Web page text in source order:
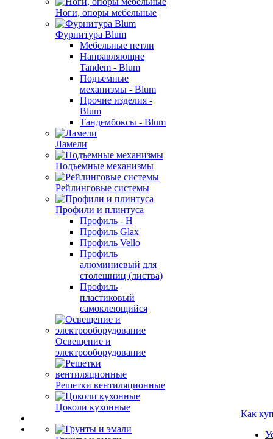
Ноги, опоры мебельные
Фурнитура Blum
Мебельные петли
Направляющие
Tandem - Blum
Подъемные
механизмы - Blum
Прочие изделия -
Blum
Тандембоксы - Blum
Ламели
Подъемные механизмы
Рейлинговые системы
Профили и плинтуса
Профиль - H
Профиль Glax
Профиль Vello
Профиль
алюминиевый для
столешниц (листва)
Профиль
пластиковый
самоклеющийся
Освещение и
электрооборудование
Решетки вентиляционные
Цоколи кухонные
Как